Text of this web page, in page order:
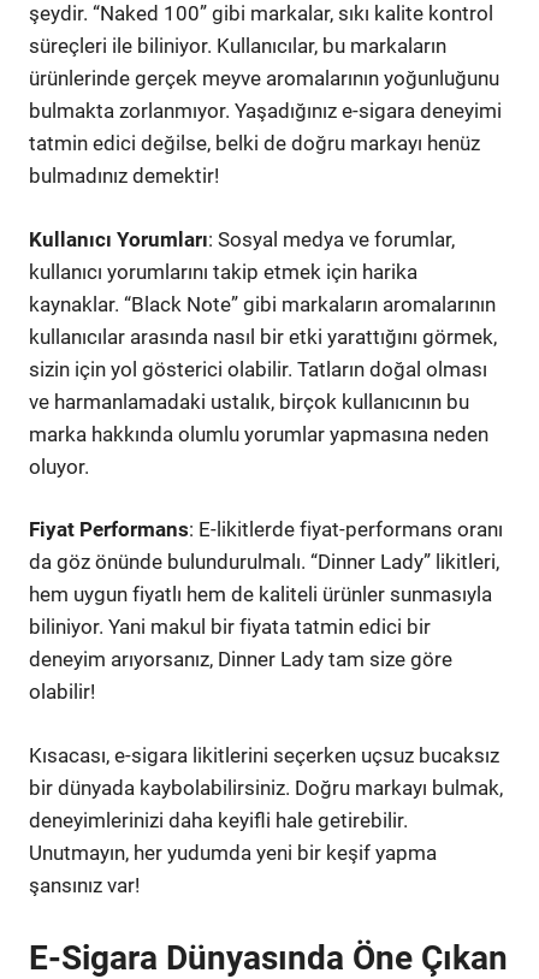
şeydir. “Naked 100” gibi markalar, sıkı kalite kontrol
süreçleri ile biliniyor. Kullanıcılar, bu markaların
ürünlerinde gerçek meyve aromalarının yoğunluğunu
bulmakta zorlanmıyor. Yaşadığınız e-sigara deneyimi
tatmin edici değilse, belki de doğru markayı henüz
bulmadınız demektir!
Kullanıcı Yorumları: Sosyal medya ve forumlar,
kullanıcı yorumlarını takip etmek için harika
kaynaklar. “Black Note” gibi markaların aromalarının
kullanıcılar arasında nasıl bir etki yarattığını görmek,
sizin için yol gösterici olabilir. Tatların doğal olması
ve harmanlamadaki ustalık, birçok kullanıcının bu
marka hakkında olumlu yorumlar yapmasına neden
oluyor.
Fiyat Performans: E-likitlerde fiyat-performans oranı
da göz önünde bulundurulmalı. “Dinner Lady” likitleri,
hem uygun fiyatlı hem de kaliteli ürünler sunmasıyla
biliniyor. Yani makul bir fiyata tatmin edici bir
deneyim arıyorsanız, Dinner Lady tam size göre
olabilir!
Kısacası, e-sigara likitlerini seçerken uçsuz bucaksız
bir dünyada kaybolabilirsiniz. Doğru markayı bulmak,
deneyimlerinizi daha keyifli hale getirebilir.
Unutmayın, her yudumda yeni bir keşif yapma
şansınız var!
E-Sigara Dünyasında Öne Çıkan